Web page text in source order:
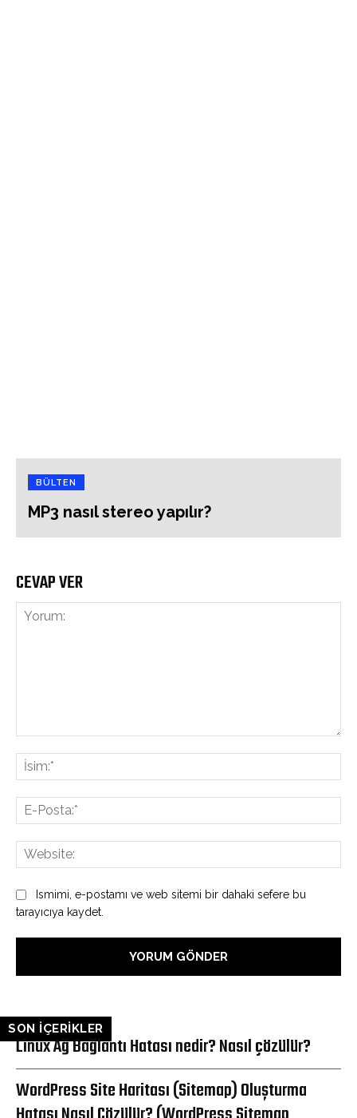
BÜLTEN
MP3 nasıl stereo yapılır?
CEVAP VER
Ismimi, e-postamı ve web sitemi bir dahaki sefere bu
tarayıcıya kaydet.
SON İÇERİKLER
Linux Ağ Bağlantı Hatası nedir? Nasıl çözülür?
WordPress Site Haritası (Sitemap) Oluşturma